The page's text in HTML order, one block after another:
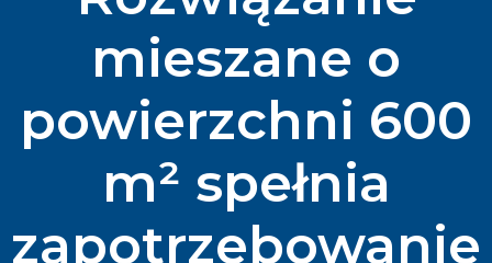
mieszane o
powierzchni 600
m² spełnia
zapotrzebowanie